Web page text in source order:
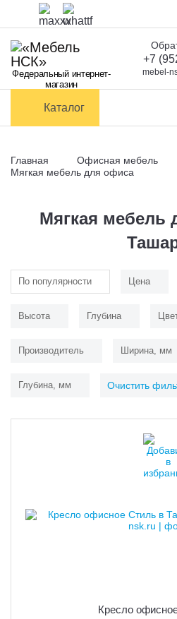
Оплата
Доставка и
самовывоз
Сборка
Обмен и
Контакты
Федеральный интернет-
магазин
+7
mebel-
Каталог
Главная
Офисная мебель
Мягкая мебель для офиса
Мягкая мебель
По популярности Цена
Высота Глубина
Производитель Ширина, мм
Глубина, мм Очистить
Кресло